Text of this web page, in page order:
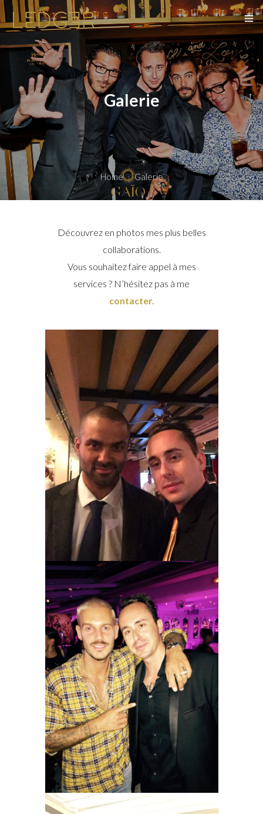
ACCUEIL
QUI SUIS-JE ?
PRESTATIONS
GALERIE
CONTACT
06 37 90 49 57
Galerie
Home Galerie
Découvrez en photos mes plus belles
collaborations.
Vous souhaitez faire appel à mes
services ? N’hésitez pas à me
contacter.